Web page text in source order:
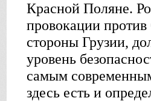
Красной Поляне.
провокации
стороны Грузии,
уровень
самым
здесь есть и